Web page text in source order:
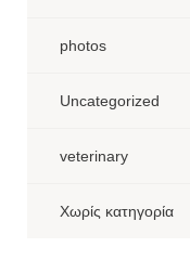
photos
Uncategorized
veterinary
Χωρίς κατηγορία